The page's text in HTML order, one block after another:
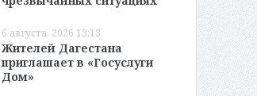
6 августа, 2026 13:13
Жителей Дагестана
приглашает в «Госуслуги
Дом»